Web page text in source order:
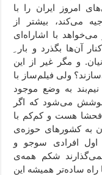
امروز ایران را با
می‌کند، بیشتر از
با اشاراه‌ای
آن‌ها بگذرد و بار
و مگر غیر از این
ولی فیلم‌ساز با
به وضع موجود
می‌شود که اگر
فحشا هست و کم‌کم با
به کشورهای حوزه‌ی
افرادی سوجو و
شکم همه‌ی
ساده‌تر همیشه این